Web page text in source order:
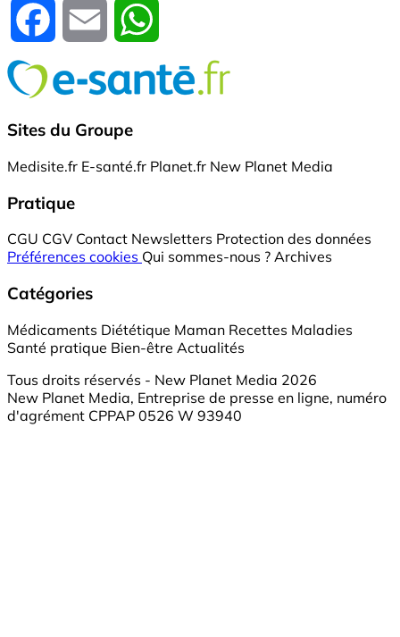
Facebook Email
Sites du Groupe
Medisite.fr E-santé.fr Planet.fr New Planet Media
Pratique
CGU CGV Contact Newsletters Protection des données
Préférences cookies Qui sommes-nous ? Archives
Catégories
Médicaments Diététique Maman Recettes Maladies
Santé pratique Bien-être Actualités
Tous droits réservés - New Planet Media 2026
New Planet Media, Entreprise de presse en ligne, numéro
d'agrément CPPAP 0526 W 93940